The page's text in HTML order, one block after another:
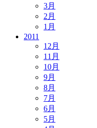
3月
2月
1月
2011
12月
11月
10月
9月
8月
7月
6月
5月